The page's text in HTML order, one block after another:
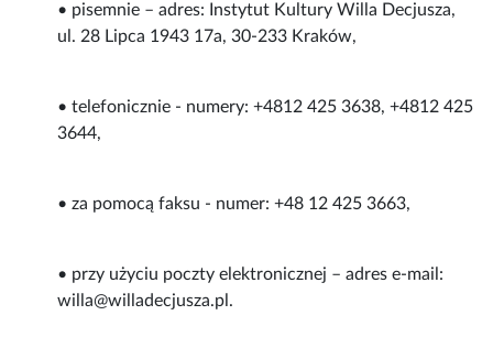
• pisemnie – adres: Instytut Kultury Willa Decjusza,
ul. 28 Lipca 1943 17a, 30-233 Kraków,
• telefonicznie - numery: +4812 425 3638, +4812 425
3644,
• za pomocą faksu - numer: +48 12 425 3663,
• przy użyciu poczty elektronicznej – adres e-mail:
willa@willadecjusza.pl.